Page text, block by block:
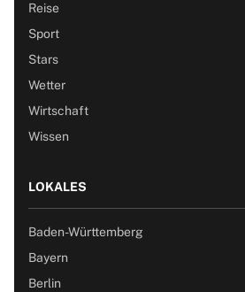
Reise
Sport
Stars
Wetter
Wirtschaft
Wissen
LOKALES
Baden-Württemberg
Bayern
Berlin